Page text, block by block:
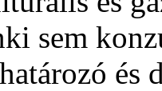
sem
és